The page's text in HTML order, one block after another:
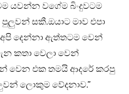
යවන්න වගේම බිංදුවටම
සකී.ඔයාට මාව එපා
දෙන්නා ඇත්තටම වෙන්
කතා වෙලා වෙන්
වෙන එක තමයි ආදරේ කරපු
ලොකුම වේදනාව.”